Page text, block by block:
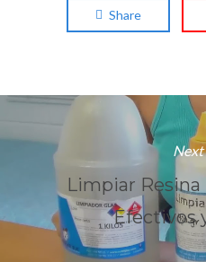
Share
Next
Limpiar
Efectivos